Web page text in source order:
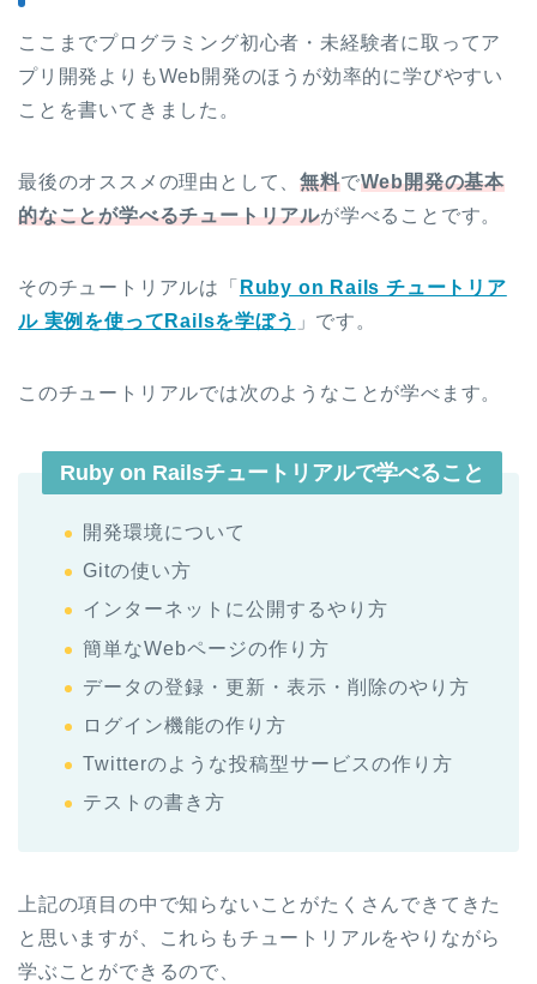
ここまでプログラミング初心者・未経験者に取ってア
プリ開発よりもWeb開発のほうが効率的に学びやすい
ことを書いてきました。
最後のオススメの理由として、無料でWeb開発の基本
的なことが学べるチュートリアルが学べることです。
そのチュートリアルは「 Ruby on Rails チュートリア
ル 実例を使ってRailsを学ぼう 」です。
このチュートリアルでは次のようなことが学べます。
Ruby on Railsチュートリアルで学べること
開発環境について
Gitの使い方
インターネットに公開するやり方
簡単なWebページの作り方
データの登録・更新・表示・削除のやり方
ログイン機能の作り方
Twitterのような投稿型サービスの作り方
テストの書き方
上記の項目の中で知らないことがたくさんできてきた
と思いますが、これらもチュートリアルをやりながら
学ぶことができるので、